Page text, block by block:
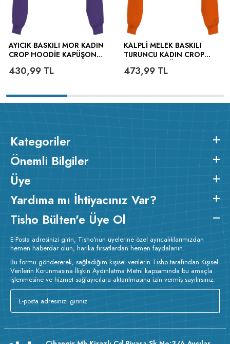
AYICIK BASKILI MOR KADIN
CROP HOODIE KAPÜŞONLU
430,99 TL
KALPLI MELEK BASKILI
TURUNCU KADIN CROP
SWEATSHIRT
473,99TL
Kategoriler
Önemli Bilgiler
Üye
Yardıma mı İhtiyacınız Var?
Tisho Bülten'e Üye Ol
E-Posta adresinizi girin, Tisho'nun üyelerine özel ayrıcalıklarımızdan
hemen haberdar olun, harika fırsatlardan hemen faydalanın.
Bu formu göndererek, sağladığım kişisel verilerin Tisho tarafından Kişisel
Verilerin Korunmasına İlişkin Aydınlatma Metni kapsamında bu amaçla
işlenmesine ve hizmet sağlayıcılara aktarılmasına izin vermiş sayılırsınız.